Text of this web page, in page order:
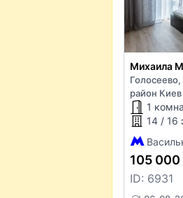
район Киев
1
14 / 16
105 000
ID: 6931